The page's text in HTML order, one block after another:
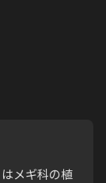
メギ科の植